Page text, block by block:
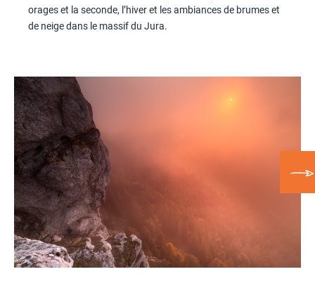
orages et la seconde, l’hiver et les ambiances de brumes et
de neige dans le massif du Jura.